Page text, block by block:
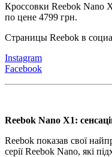
Кроссовки Reebok Nano
по цене 4799 грн.
Страницы Reebok в
Instagram
Facebook
Reebok Nano X1:
Reebok показав свої
серії Reebok Nano, які